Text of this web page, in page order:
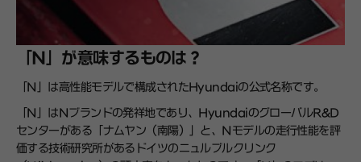
「N」が意味するものは？
「N」は高性能モデルで構成されたHyundaiの公式名称です。
「N」はNブランドの発祥地であり、HyundaiのグローバルR&D
センターがある「ナムヤン（南陽）」と、Nモデルの走行性能を評
価する技術研究所があるドイツのニュルブルクリンク